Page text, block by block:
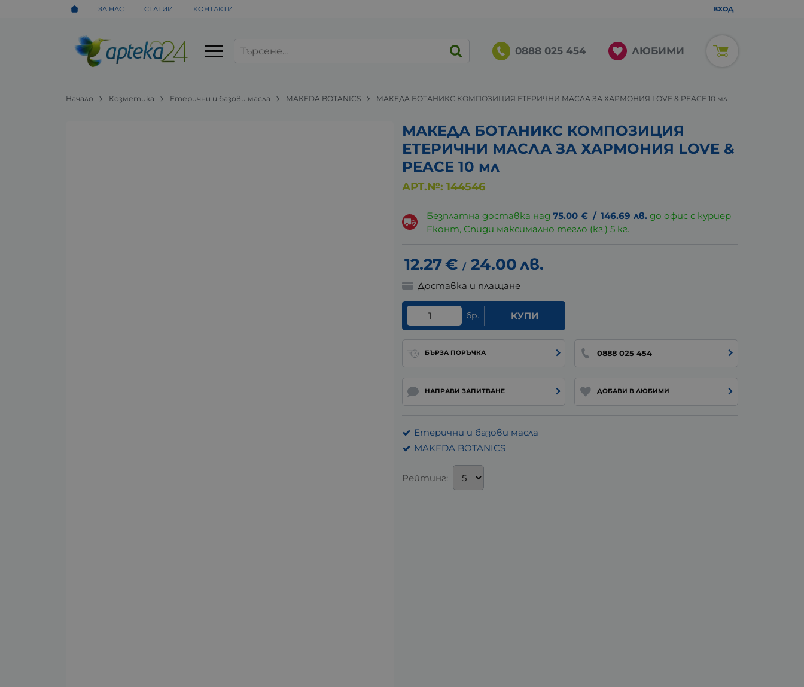
ЗА НАС СТАТИИ КОНТАКТИ ВХОД
0888 025 454 ЛЮБИМИ
Начало Козметика Етерични и базови масла MAKEDA BOTANICS МАКЕДА БОТАНИКС КОМПОЗИЦИЯ ЕТЕРИЧНИ МАСЛА ЗА ХАРМОНИЯ LOVE & PEACE 10 мл
МАКЕДА БОТАНИКС КОМПОЗИЦИЯ
ЕТЕРИЧНИ МАСЛА ЗА ХАРМОНИЯ LOVE &
PEACE 10 мл
АРТ.№: 144546
Безплатна доставка над75.00 € / 146.69 лв. до офис с куриер
Еконт, Спиди максимално тегло (кг.) 5 кг.
12.27€ / 24.00лв.
Доставка и плащане
бр. КУПИ
БЪРЗА ПОРЪЧКА 0888 025 454
НАПРАВИ ЗАПИТВАНЕ ДОБАВИ В ЛЮБИМИ
Етерични и базови масла
MAKEDA BOTANICS
Рейтинг: